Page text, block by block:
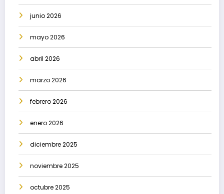
junio 2026
mayo 2026
abril 2026
marzo 2026
febrero 2026
enero 2026
diciembre 2025
noviembre 2025
octubre 2025